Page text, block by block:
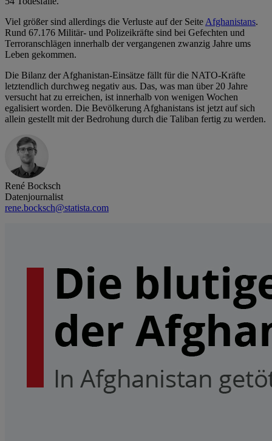
Viel größer sind allerdings die Verluste auf der SeiteAfghanistans.
Rund 67.176 Militär- und Polizeikräfte sind bei Gefechten und
Terroranschlägen innerhalb der vergangenen zwanzig Jahre ums
Leben gekommen.
Die Bilanz der Afghanistan-Einsätze fällt für die NATO-Kräfte
letztendlich durchweg negativ aus. Das, was man über 20 Jahre
versucht hat zu erreichen, ist innerhalb von wenigen Wochen
egalisiert worden. Die Bevölkerung Afghanistans ist jetzt auf sich
allein gestellt mit der Bedrohung durch die Taliban fertig zu werden.
René Bocksch
Datenjournalist
rene.bocksch@statista.com